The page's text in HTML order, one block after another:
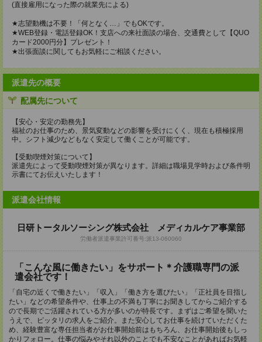
(直接雇用になった際の就業先による)
★志望動機は不要！「何となく…」でもOKです。
★WEB登録・電話登録OK！支店への来社面談の場合、交通費として【QUO
カード2000円分】プレゼント！
★出張面談に関してもお気軽にご相談ください。
派遣先の概要
配属先について
【安心・安定の勤務先】
福祉のお仕事のため、景気変動などの影響を受けにくく、現在も積極採用
中。シフト減少などもなく安定して働くことが可能です。
【受動喫煙対策について】
派遣先によって受動喫煙対策が異なります。詳細は職場見学時および条件明
示書にてお伝えいたします！
派遣会社情報
日研トータルソーシング株式会社 メディカルケア事業部
労働者派遣事業許可番号:派13-060060
「こんな風に働きたい」をサポート＊介護職専門の派
遣会社です！
「自宅の近くで働きたい」「収入」「働き方を選びたい」「正社員を目指し
たい」などの希望条件や、仕事上の不満も丁寧にお聞きしてからご紹介する
ので長期でご活躍されている方が多いのが特長です。まずはご希望を聞いた
うえで、ピッタリの求人をご紹介。また安心してお仕事を続けていただくた
め、経験豊富な専任担当者がお仕事開始前はもちろん、お仕事開始後もしっ
かりフォロー。仕事の悩みやそれ以外のことでも不安なことがあればお気軽